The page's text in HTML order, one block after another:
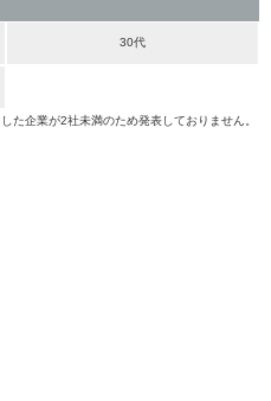
30代
た企業が2社未満のため発表しておりません。